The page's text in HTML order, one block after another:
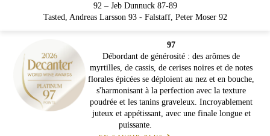
92 – Jeb Dunnuck 87-89
Tasted, Andreas Larsson 93 - Falstaff, Peter Moser 92
97
Débordant de générosité : des arômes de
myrtilles, de cassis, de cerises noires et de notes
florales épicées se déploient au nez et en bouche,
s'harmonisant à la perfection avec la texture
poudrée et les tanins graveleux. Incroyablement
juteux et appétissant, avec une finale longue et
puissante.